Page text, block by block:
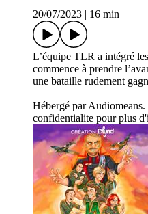
20/07/2023
16 min
L’équipe TLR a intégré
commence à prendre
une bataille rudement
Hébergé par
confidentialite pour plus